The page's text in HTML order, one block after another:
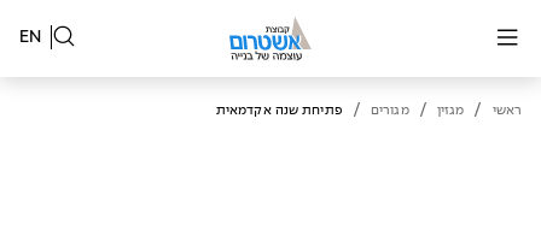
EN
ראשי / מגזין / מגורים / פתיחת שנה אקדמאית